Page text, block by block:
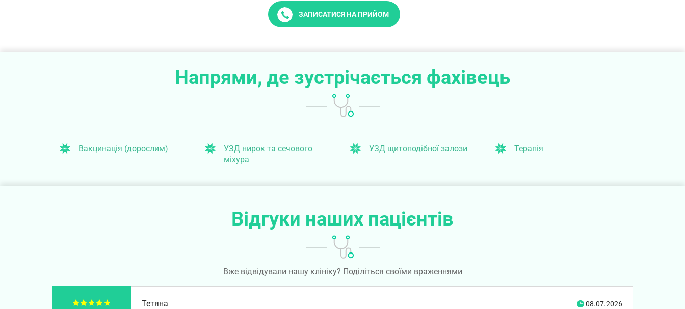
ЗАПИСАТИСЯ НА ПРИЙОМ
Напрями, де зустрічається фахівець
Вакцинація (дорослим)
УЗД нирок та сечового
міхура
УЗД щитоподібної залози Терапія
Відгуки наших пацієнтів
Вже відвідували нашу клініку? Поділіться своїми враженнями
Тетяна 08.07.2026